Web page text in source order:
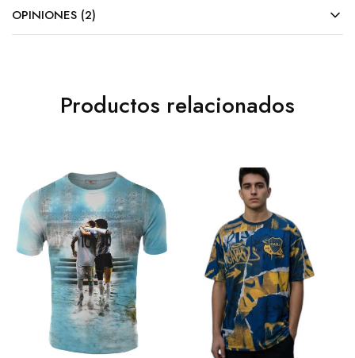
OPINIONES (2)
Productos relacionados